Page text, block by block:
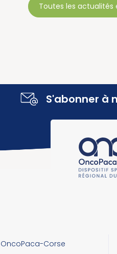
Toutes les actualités
S'abonner à
OncoPaca-Corse